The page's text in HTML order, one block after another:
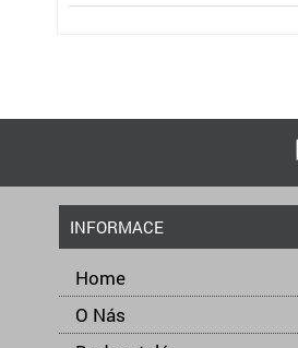
INFORMACE
Home
O Nás